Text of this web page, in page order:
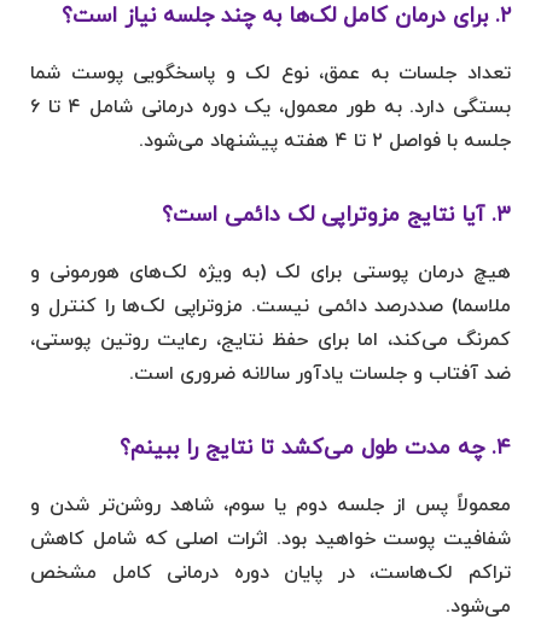
۲. برای درمان کامل لک‌ها به چند جلسه نیاز است؟
تعداد جلسات به عمق، نوع لک و پاسخگویی پوست شما
بستگی دارد. به طور معمول، یک دوره درمانی شامل ۴ تا ۶
جلسه با فواصل ۲ تا ۴ هفته پیشنهاد می‌شود.
۳. آیا نتایج مزوتراپی لک دائمی است؟
هیچ درمان پوستی برای لک (به ویژه لک‌های هورمونی و
ملاسما) صددرصد دائمی نیست. مزوتراپی لک‌ها را کنترل و
کمرنگ می‌کند، اما برای حفظ نتایج، رعایت روتین پوستی،
ضد آفتاب و جلسات یادآور سالانه ضروری است.
۴. چه مدت طول می‌کشد تا نتایج را ببینم؟
معمولاً پس از جلسه دوم یا سوم، شاهد روشن‌تر شدن و
شفافیت پوست خواهید بود. اثرات اصلی که شامل کاهش
تراکم لک‌هاست، در پایان دوره درمانی کامل مشخص
می‌شود.